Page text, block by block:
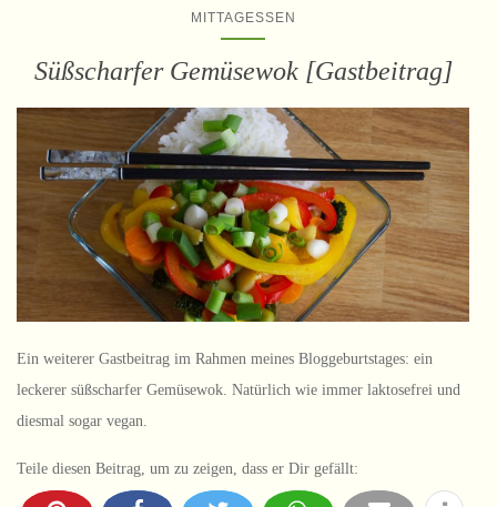
MITTAGESSEN
Süßscharfer Gemüsewok [Gastbeitrag]
Ein weiterer Gastbeitrag im Rahmen meines Bloggeburtstages: ein
leckerer süßscharfer Gemüsewok. Natürlich wie immer laktosefrei und
diesmal sogar vegan.
Teile diesen Beitrag, um zu zeigen, dass er Dir gefällt: